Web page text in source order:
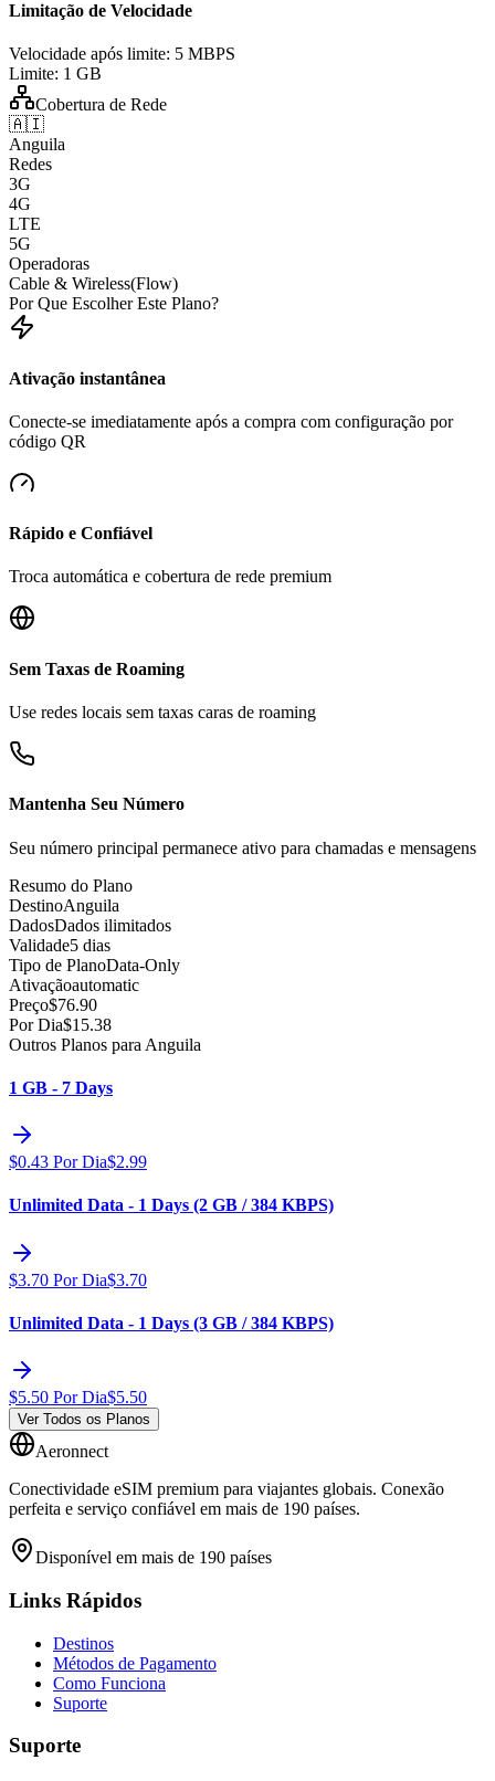
Limitação de Velocidade
Velocidade após limite: 5 MBPS
Limite: 1 GB
Cobertura de Rede
🇦🇮
Anguila
Redes
3G
4G
LTE
5G
Operadoras
Cable & Wireless(Flow)
Por Que Escolher Este Plano?
Ativação instantânea
Conecte-se imediatamente após a compra com configuração por
código QR
Rápido e Confiável
Troca automática e cobertura de rede premium
Sem Taxas de Roaming
Use redes locais sem taxas caras de roaming
Mantenha Seu Número
Seu número principal permanece ativo para chamadas e mensagens
Resumo do Plano
DestinoAnguila
DadosDados ilimitados
Validade5 dias
Tipo de PlanoData-Only
Ativaçãoautomatic
Preço$76.90
Por Dia$15.38
Outros Planos para Anguila
1 GB - 7 Days
$0.43 Por Dia$2.99
Unlimited Data - 1 Days (2 GB / 384 KBPS)
$3.70 Por Dia$3.70
Unlimited Data - 1 Days (3 GB / 384 KBPS)
$5.50 Por Dia$5.50
Ver Todos os Planos
Aeronnect
Conectividade eSIM premium para viajantes globais. Conexão
perfeita e serviço confiável em mais de 190 países.
Disponível em mais de 190 países
Links Rápidos
Destinos
Métodos de Pagamento
Como Funciona
Suporte
Suporte